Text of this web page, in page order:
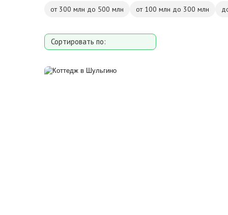
от 300 млн до 500 млн от 100 млн до 300 млн
Сортировать по:
Площади участка